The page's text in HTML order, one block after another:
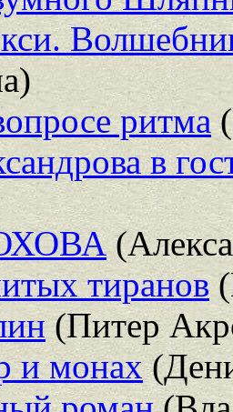
ритма
в
тиранов
(Питер
и монах